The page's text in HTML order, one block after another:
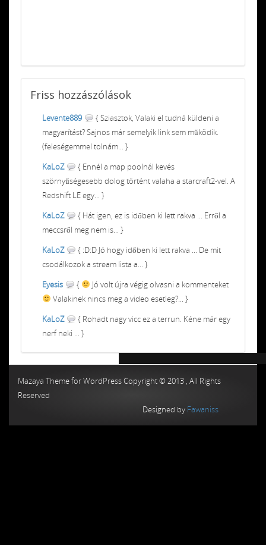
Friss hozzászólások
Levente889
{ Sziasztok, Valaki el tudná küldeni a
magyarítást? Sajnos már semelyik link sem működik.
(feleségemmel tolnám... }
KaLoZ
{ Ennél a map poolnál kevés
szörnyűségesebb dolog történt valaha a starcraft2-vel. A
Redshift LE egy... }
KaLoZ
{ Hát igen, ez is időben ki lett rakva ... Erről a
meccsről meg nem is... }
KaLoZ
{ :D:D Jó hogy időben ki lett rakva ... De mit
csodálkozok a stream lista a... }
Eyesis
{
Jó volt újra végig olvasni a kommenteket
Valakinek nincs meg a video esetleg?... }
KaLoZ
{ Rohadt nagy vicc ez a terrun. Kéne már egy
nerf neki ... }
Mazaya Theme for WordPress Copyright © 2013 , All Rights
Reserved
Designed by Fawaniss